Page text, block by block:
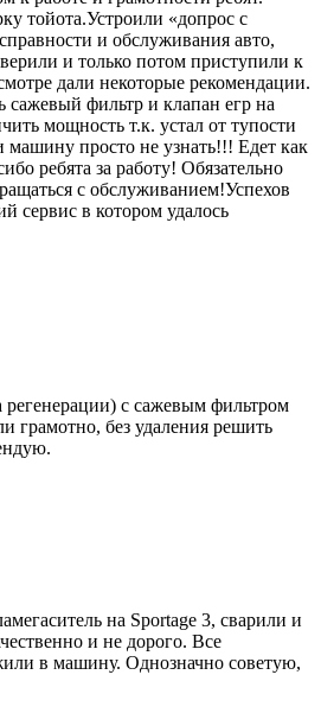
тойота.Устроили «допрос с
и обслуживания авто,
и только потом приступили к
дали некоторые рекомендации.
сажевый фильтр и клапан егр на
мощность т.к. устал от тупости
просто не узнать!!! Едет как
ребята за работу! Обязательно
с обслуживанием!Успехов
сервис в котором удалось
с сажевым фильтром
грамотно, без удаления решить
на Sportage 3, сварили и
и не дорого. Все
в машину. Однозначно советую,